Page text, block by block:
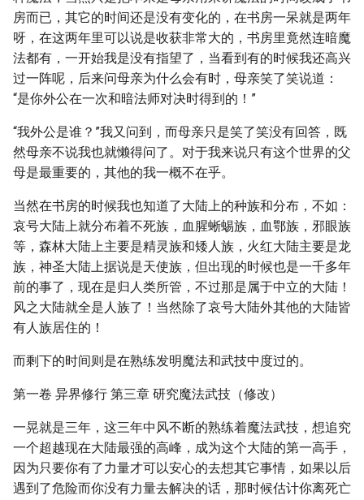
房而已，其它的时间还是没有变化的，在书房一呆就是两年
呀，在这两年里可以说是收获非常大的，书房里竟然连暗魔
法都有，一开始我是没有指望了，当看到有的时候我还高兴
过一阵呢，后来问母亲为什么会有时，母亲笑了笑说道：
“是你外公在一次和暗法师对决时得到的！”
“我外公是谁？”我又问到，而母亲只是笑了笑没有回答，既
然母亲不说我也就懒得问了。对于我来说只有这个世界的父
母是最重要的，其他的我一概不在乎。
当然在书房的时候我也知道了大陆上的种族和分布，不如：
哀号大陆上就分布着不死族，血腥蜥蜴族，血鄂族，邪眼族
等，森林大陆上主要是精灵族和矮人族，火红大陆主要是龙
族，神圣大陆上据说是天使族，但出现的时候也是一千多年
前的事了，现在是归人类所管，不过那是属于中立的大陆！
风之大陆就全是人族了！当然除了哀号大陆外其他的大陆皆
有人族居住的！
而剩下的时间则是在熟练发明魔法和武技中度过的。
第一卷 异界修行 第三章 研究魔法武技（修改）
一晃就是三年，这三年中风不断的熟练着魔法武技，想追究
一个超越现在大陆最强的高峰，成为这个大陆的第一高手，
因为只要你有了力量才可以安心的去想其它事情，如果以后
遇到了危险而你没有力量去解决的话，那时候估计你离死亡